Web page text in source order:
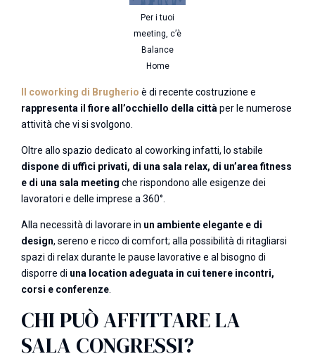
Per i tuoi
meeting, c’è
Balance
Home
Il coworking di Brugherio è di recente costruzione e
rappresenta il fiore all’occhiello della cittàper le numerose
attività che vi si svolgono.
Oltre allo spazio dedicato al coworking infatti, lo stabile
dispone di uffici privati, di una sala relax, di un’area fitness
e di una sala meeting che rispondono alle esigenze dei
lavoratori e delle imprese a 360°.
Alla necessità di lavorare in un ambiente elegante e di
design, sereno e ricco di comfort; alla possibilità di ritagliarsi
spazi di relax durante le pause lavorative e al bisogno di
disporre di una location adeguata in cui tenere incontri,
corsi e conferenze.
CHI PUÒ AFFITTARE LA
SALA CONGRESSI?